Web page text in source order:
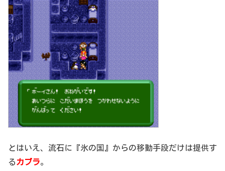
とはいえ、流石に『氷の国』からの移動手段だけは提供す
る カブラ。